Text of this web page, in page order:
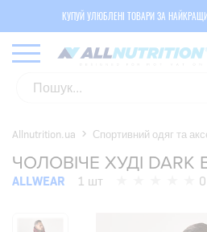
КУПУЙ УЛЮБЛЕНІ ТОВАРИ ЗА
Allnutrition.ua Спортивний одяг та
ЧОЛОВІЧЕ ХУДІ DARK
ALLWEAR 1 шт